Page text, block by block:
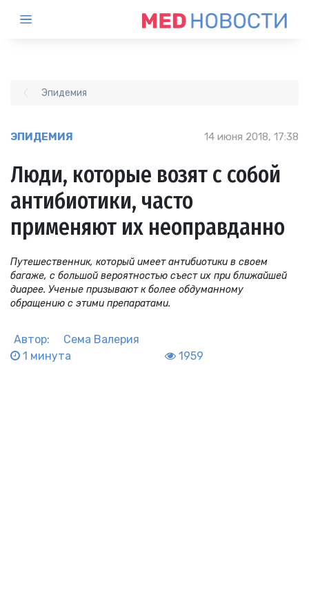
Эпидемия
ЭПИДЕМИЯ 14 июня 2018, 17:38
Люди, которые возят с собой
антибиотики, часто
применяют их неоправданно
Путешественник, который имеет антибиотики в своем
багаже, с большой вероятностью съест их при ближайшей
диарее. Ученые призывают к более обдуманному
обращению с этими препаратами.
Автор:
Сема Валерия
1 минута
1959